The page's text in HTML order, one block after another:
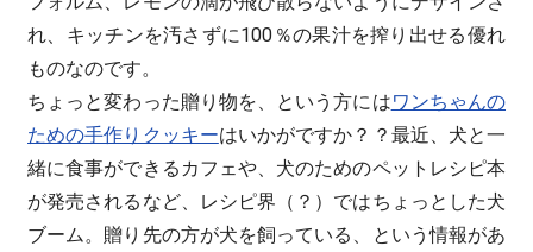
れ、キッチンを汚さずに100％の果汁を搾り出せる優れ
ものなのです。
ちょっと変わった贈り物を、という方にはワンちゃんの
ための手作りクッキーはいかがですか？？最近、犬と一
緒に食事ができるカフェや、犬のためのペットレシピ本
が発売されるなど、レシピ界（？）ではちょっとした犬
ブーム。贈り先の方が犬を飼っている、という情報があ